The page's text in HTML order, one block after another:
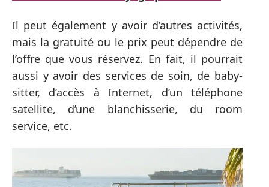
Il peut également y avoir d’autres activités,
mais la gratuité ou le prix peut dépendre de
l’offre que vous réservez. En fait, il pourrait
aussi y avoir des services de soin, de baby-
sitter, d’accès à Internet, d’un téléphone
satellite, d’une blanchisserie, du room
service, etc.